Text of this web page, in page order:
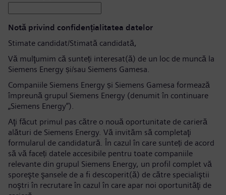
Notă privind confidențialitatea datelor
Stimate candidat/Stimată candidată,
Vă mulţumim că sunteți interesat(ă) de un loc de muncă la
Siemens Energy și/sau Siemens Gamesa.
Companiile Siemens Energy și Siemens Gamesa formează
împreună grupul Siemens Energy (denumit în continuare
„Siemens Energy”).
Aţi făcut primul pas către o nouă oportunitate de carieră
alături de Siemens Energy. Vă invităm să completaţi
formularul de candidatură. În cazul în care sunteți de acord
să vă faceți datele accesibile pentru toate companiile
relevante din grupul Siemens Energy, un profil complet vă
sporeşte şansele de a fi descoperit(ă) de către specialiştii
noştri în recrutare în cazul în care apar noi oportunităţi de